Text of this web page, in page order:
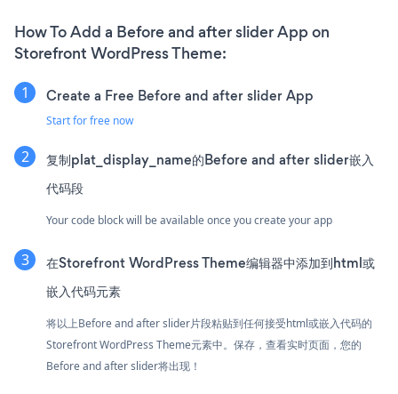
How To Add a Before and after slider App on
Storefront WordPress Theme:
Create a Free Before and after slider App
Start for free now
复制plat_display_name的Before and after slider嵌入
代码段
Your code block will be available once you create your app
在Storefront WordPress Theme编辑器中添加到html或
嵌入代码元素
将以上Before and after slider片段粘贴到任何接受html或嵌入代码的
Storefront WordPress Theme元素中。保存，查看实时页面，您的
Before and after slider将出现！